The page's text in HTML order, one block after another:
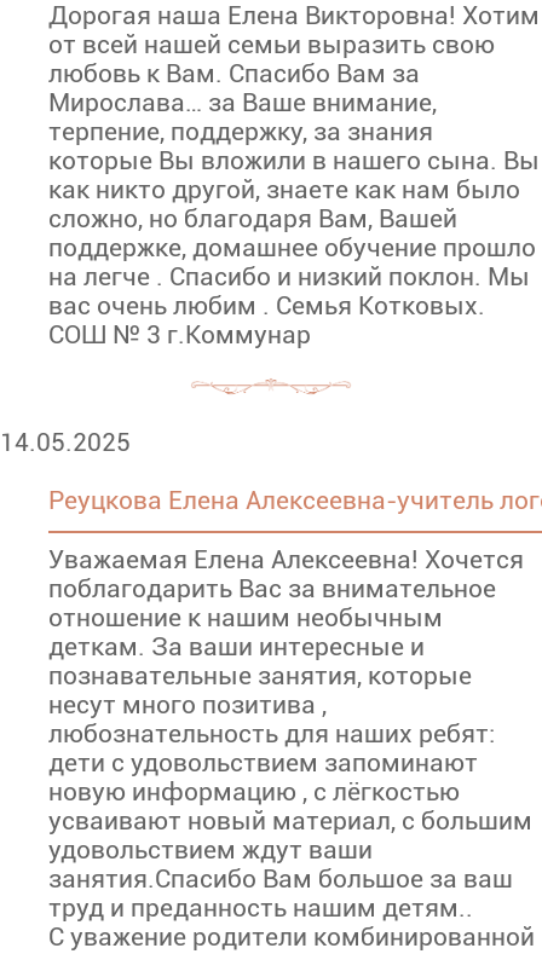
Дорогая наша Елена Викторовна! Хотим
от всей нашей семьи выразить свою
любовь к Вам. Спасибо Вам за
Мирослава… за Ваше внимание,
терпение, поддержку, за знания
которые Вы вложили в нашего сына. Вы
как никто другой, знаете как нам было
сложно, но благодаря Вам, Вашей
поддержке, домашнее обучение прошло
на легче . Спасибо и низкий поклон. Мы
вас очень любим . Семья Котковых.
СОШ № 3 г.Коммунар
14.05.2025
Реуцкова Елена Алексеевна-учитель
Уважаемая Елена Алексеевна! Хочется
поблагодарить Вас за внимательное
отношение к нашим необычным
деткам. За ваши интересные и
познавательные занятия, которые
несут много позитива ,
любознательность для наших ребят:
дети с удовольствием запоминают
новую информацию , с лёгкостью
усваивают новый материал, с большим
удовольствием ждут ваши
занятия.Спасибо Вам большое за ваш
труд и преданность нашим детям..
С уважение родители комбинированной